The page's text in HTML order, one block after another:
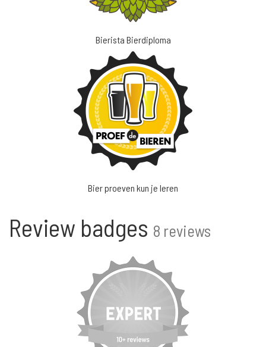
Bierista Bierdiploma
Bier proeven kun je leren
Review badges 8 reviews